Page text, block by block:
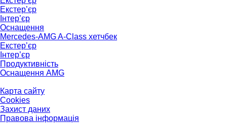
Екстер’єр
Інтер’єр
Оснащення
Mercedes-AMG A-Class хетчбек
Екстер’єр
Інтер’єр
Продуктивність
Оснащення AMG
Карта сайту
Cookies
Захист даних
Правова інформація